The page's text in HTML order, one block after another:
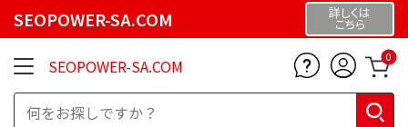
SEOPOWER-SA.COM 詳しくは
こちら
SEOPOWER-SA.COM 0